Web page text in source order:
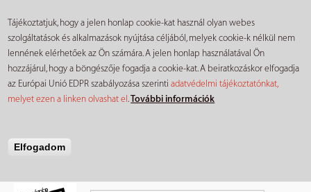
Tájékoztatjuk, hogy a jelen honlap cookie-kat használ olyan webes
szolgáltatások és alkalmazások nyújtása céljából, melyek cookie-k nélkül nem
lennének elérhetőek az Ön számára. A jelen honlap használatával Ön
hozzájárul, hogy a böngészője fogadja a cookie-kat. A beiratkozáskor elfogadja
az Európai Unió EDPR szabályozása szerintiadatvédelmi tájékoztatónkat,
melyet ezen a linken olvashat el.További információk
Elfogadom